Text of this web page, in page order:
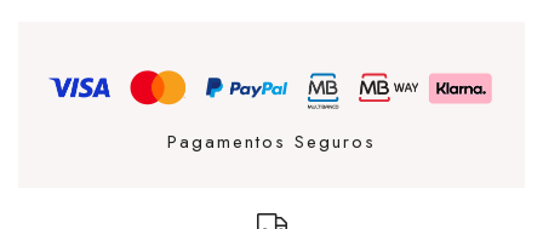
Logo
Pagamentos Seguros